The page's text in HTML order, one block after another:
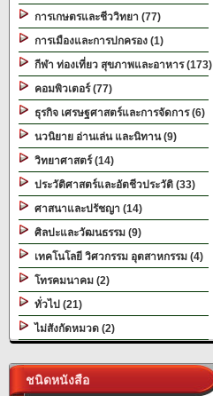
การเกษตรและชีววิทยา (77)
การเมืองและการปกครอง (1)
กีฬา ท่องเที่ยว สุขภาพและอาหาร (173)
คอมพิวเตอร์ (77)
ธุรกิจ เศรษฐศาสตร์และการจัดการ (6)
นวนิยาย อ่านเล่น และนิทาน (9)
วิทยาศาสตร์ (14)
ประวัติศาสตร์และอัตชีวประวัติ (33)
ศาสนาและปรัชญา (14)
ศิลปะและวัฒนธรรม (9)
เทคโนโลยี วิศวกรรม อุตสาหกรรม (4)
โทรคมนาคม (2)
ทั่วไป (21)
ไม่สังกัดหมวด (2)
ชนิดหนังสือ